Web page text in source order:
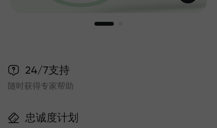
24/7支持
随时获得专家帮助
忠诚度计划